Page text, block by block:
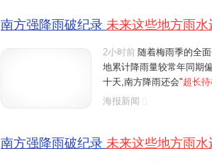
南方强降雨破纪录 未来这些地方雨水
2小时前 随着梅雨季的全
地累计降雨量较常年同期
十天,南方降雨还会"超长
到江南中南部一带。刚刚
海报新闻
南方强降雨破纪录 未来这些地方雨水